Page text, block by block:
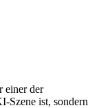
einer der
Szene ist, sondern